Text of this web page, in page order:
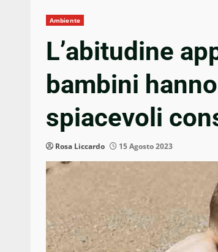
Ambiente
L’abitudine
bambini
spiacevoli
Rosa Liccardo 15 Agosto 2023